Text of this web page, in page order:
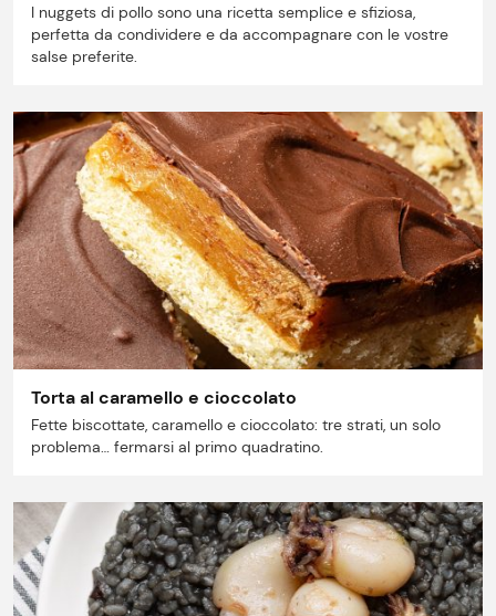
Ricette
Lavora con noi
Shop
I nuggets di pollo sono una ricetta semplice e sfiziosa,
perfetta da condividere e da accompagnare con le vostre
salse preferite.
Torta al caramello e cioccolato
Fette biscottate, caramello e cioccolato: tre strati, un solo
problema… fermarsi al primo quadratino.